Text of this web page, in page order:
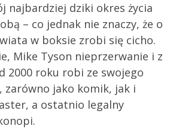
najbardziej dziki okres życia
– co jednak nie znaczy, że o
w boksie zrobi się cicho.
Mike Tyson nieprzerwanie i z
2000 roku robi ze swojego
zarówno jako komik, jak i
a ostatnio legalny